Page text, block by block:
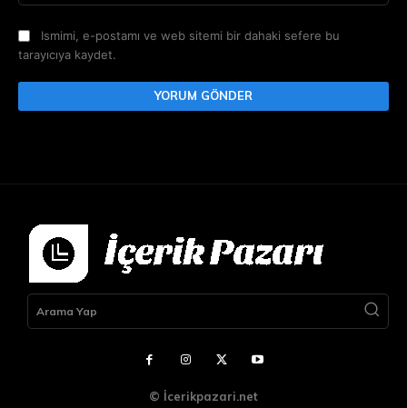
Ismimi, e-postamı ve web sitemi bir dahaki sefere bu
tarayıcıya kaydet.
Arama Yap
© İcerikpazari.net